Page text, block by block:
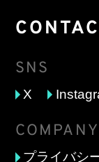
SNS
X
COMPANY
プライバシ